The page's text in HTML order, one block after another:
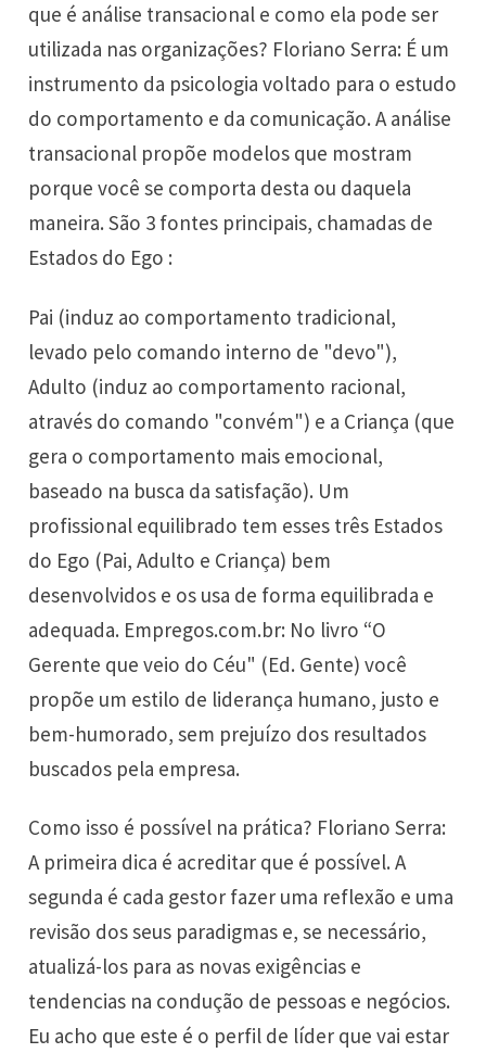
que é análise transacional e como ela pode ser
utilizada nas organizações? Floriano Serra: É um
instrumento da psicologia voltado para o estudo
do comportamento e da comunicação. A análise
transacional propõe modelos que mostram
porque você se comporta desta ou daquela
maneira. São 3 fontes principais, chamadas de
Estados do Ego :
Pai (induz ao comportamento tradicional,
levado pelo comando interno de "devo"),
Adulto (induz ao comportamento racional,
através do comando "convém") e a Criança (que
gera o comportamento mais emocional,
baseado na busca da satisfação). Um
profissional equilibrado tem esses três Estados
do Ego (Pai, Adulto e Criança) bem
desenvolvidos e os usa de forma equilibrada e
adequada. Empregos.com.br: No livro “O
Gerente que veio do Céu" (Ed. Gente) você
propõe um estilo de liderança humano, justo e
bem-humorado, sem prejuízo dos resultados
buscados pela empresa.
Como isso é possível na prática? Floriano Serra:
A primeira dica é acreditar que é possível. A
segunda é cada gestor fazer uma reflexão e uma
revisão dos seus paradigmas e, se necessário,
atualizá-los para as novas exigências e
tendencias na condução de pessoas e negócios.
Eu acho que este é o perfil de líder que vai estar